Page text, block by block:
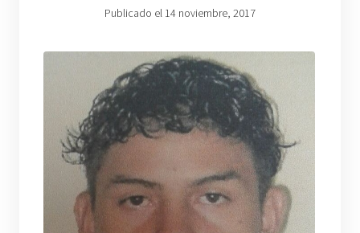
Publicado el 14 noviembre, 2017